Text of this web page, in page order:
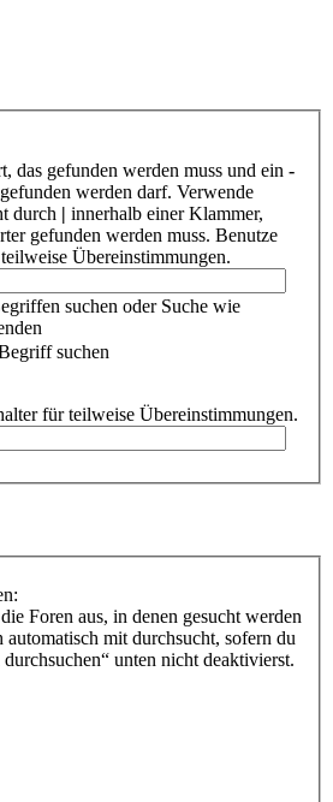
das gefunden werden muss und ein -
werden darf. Verwende
durch | innerhalb einer Klammer,
gefunden werden muss. Benutze
Übereinstimmungen.
suchen oder Suche wie
suchen
für teilweise Übereinstimmungen.
Foren aus, in denen gesucht werden
mit durchsucht, sofern du
unten nicht deaktivierst.